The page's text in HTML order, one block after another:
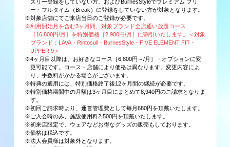
スリー登録をしていない方、およびBurnesStyleでプレミアム フリ
ー・フルタイム（Break）に登録をしていない方が対象となります。
※対象店舗にてご来店当日のご登録が必要です。
※利用開始月を含む3ヶ月間、対象ブランド全店通い放題コース
［16,800円/月］を特別価格［2,980円/月］に割引いたします。＜対象
ブランド：LAVA・Rintosull・BurnesStyle・FIVE ELEMENT FIT・
UPPER 9＞
※4ヶ月目以降は、お好きなコース［6,800円～/月］・オプションに変
更可能です。コース・店舗により価格は異なります。変更内容によ
り、手数料がかかる場合がございます。
※特典の適用には、特別価格終了後12ヶ月間の継続が必要です。
※特別価格期間中の月額は3ヶ月目にまとめて8,940円のご請求となりま
す。
※初回ご請求時より、運営管理費として毎月680円を頂戴いたします。
※ご入会時のみ、施設使用料2,500円を頂戴いたします。
※初来店限定で、ウェアなどお得なグッズの販売もしております。
※価格は税込です。
※法人会員様は対象外となります。